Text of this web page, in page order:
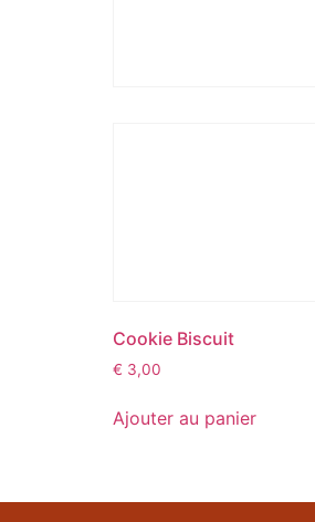
Cookie Biscuit
€ 3,00
Ajouter au panier